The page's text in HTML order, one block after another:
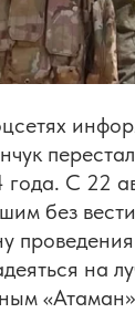
года. С 22
без
на